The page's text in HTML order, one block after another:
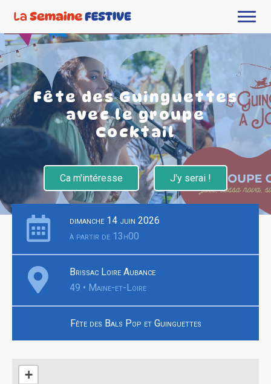
Fête des Guinguettes
avec le groupe
Cocktail
Ca m'intéresse J'y serai !
dimanche 14 juin 2026
à partir de 13h00
Brissac Loire Aubance
49 • Maine-et-Loire
Fête des Bals Pop et Guinguettes
+